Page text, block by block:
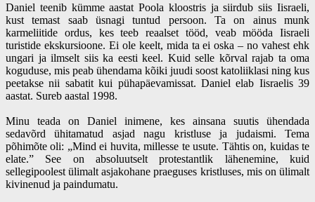
Daniel teenib kümme aastat Poola kloostris ja siirdub siis Iisraeli,
kust temast saab üsnagi tuntud persoon. Ta on ainus munk
karmeliitide ordus, kes teeb reaalset tööd, veab mööda Iisraeli
turistide ekskursioone. Ei ole keelt, mida ta ei oska – no vahest ehk
ungari ja ilmselt siis ka eesti keel. Kuid selle kõrval rajab ta oma
koguduse, mis peab ühendama kõiki juudi soost katoliiklasi ning kus
peetakse nii sabatit kui pühapäevamissat. Daniel elab Iisraelis 39
aastat. Sureb aastal 1998.
Minu teada on Daniel inimene, kes ainsana suutis ühendada
sedavõrd ühitamatud asjad nagu kristluse ja judaismi. Tema
põhimõte oli: „Mind ei huvita, millesse te usute. Tähtis on, kuidas te
elate.” See on absoluutselt protestantlik lähenemine, kuid
sellegipoolest ülimalt asjakohane praeguses kristluses, mis on ülimalt
kivinenud ja paindumatu.